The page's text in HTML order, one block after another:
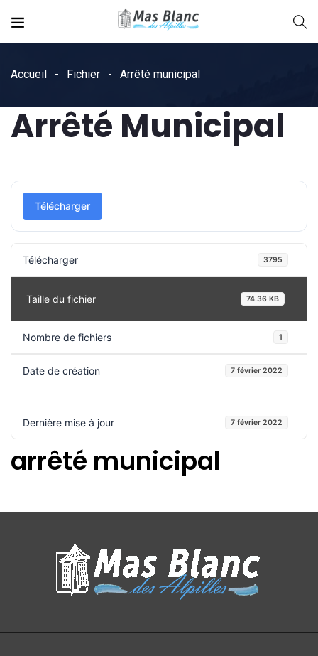
Accueil Fichier Arrêté municipal
Arrêté Municipal
Télécharger
Télécharger 3795
Taille du fichier 74.36 KB
Nombre de fichiers 1
Date de création 7 février 2022
Dernière mise à jour 7 février 2022
arrêté municipal